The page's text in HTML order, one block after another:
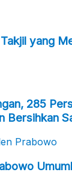
yang
285
Bersihkan